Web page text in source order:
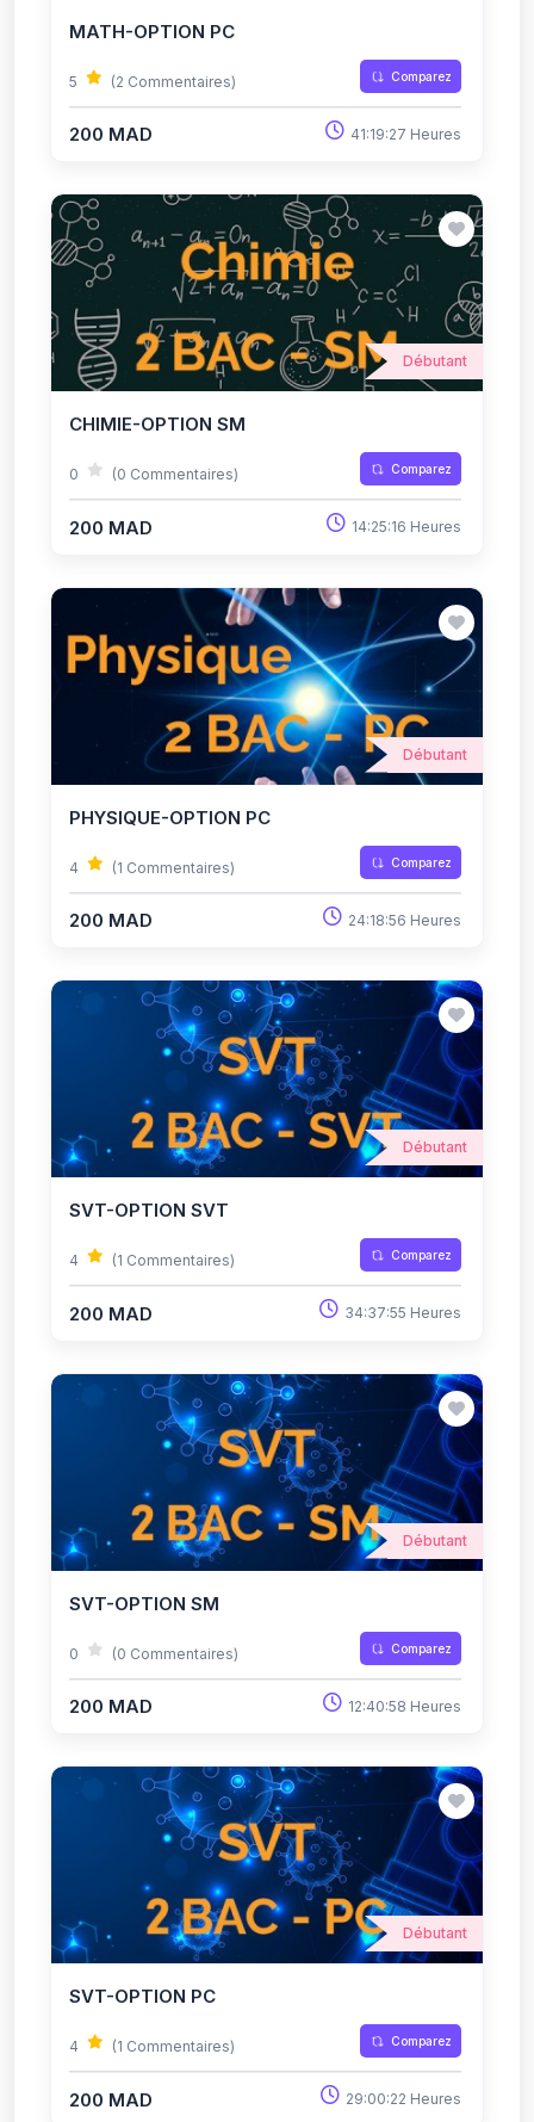
MATH-OPTION PC
5 (2 Commentaires) Comparez
200 MAD 41:19:27 Heures
Débutant
CHIMIE-OPTION SM
0 (0 Commentaires) Comparez
200 MAD 14:25:16 Heures
Débutant
PHYSIQUE-OPTION PC
4 (1 Commentaires) Comparez
200 MAD 24:18:56 Heures
Débutant
SVT-OPTION SVT
4 (1 Commentaires) Comparez
200 MAD 34:37:55 Heures
Débutant
SVT-OPTION SM
0 (0 Commentaires) Comparez
200 MAD 12:40:58 Heures
Débutant
SVT-OPTION PC
4 (1 Commentaires) Comparez
200 MAD 29:00:22 Heures